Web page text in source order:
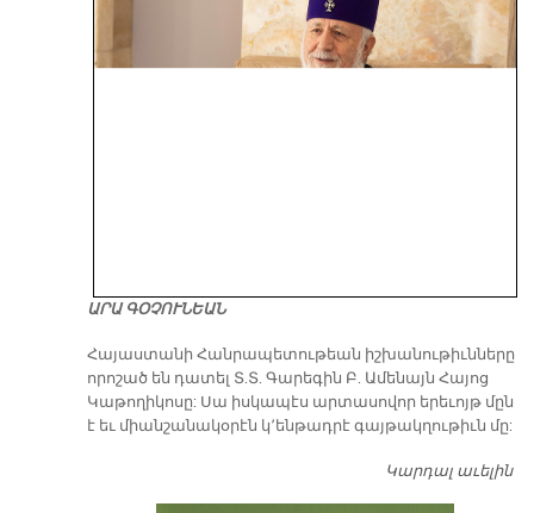
ԱՐԱ ԳՕՉՈՒՆԵԱՆ
​Հայաստանի Հանրապետութեան իշխանութիւնները
որոշած են դատել Տ.Տ. Գարեգին Բ. Ամենայն Հայոց
Կաթողիկոսը: Սա իսկապէս արտասովոր երեւոյթ մըն
է եւ միանշանակօրէն կ՚ենթադրէ գայթակղութիւն մը:
Կարդալ աւելին